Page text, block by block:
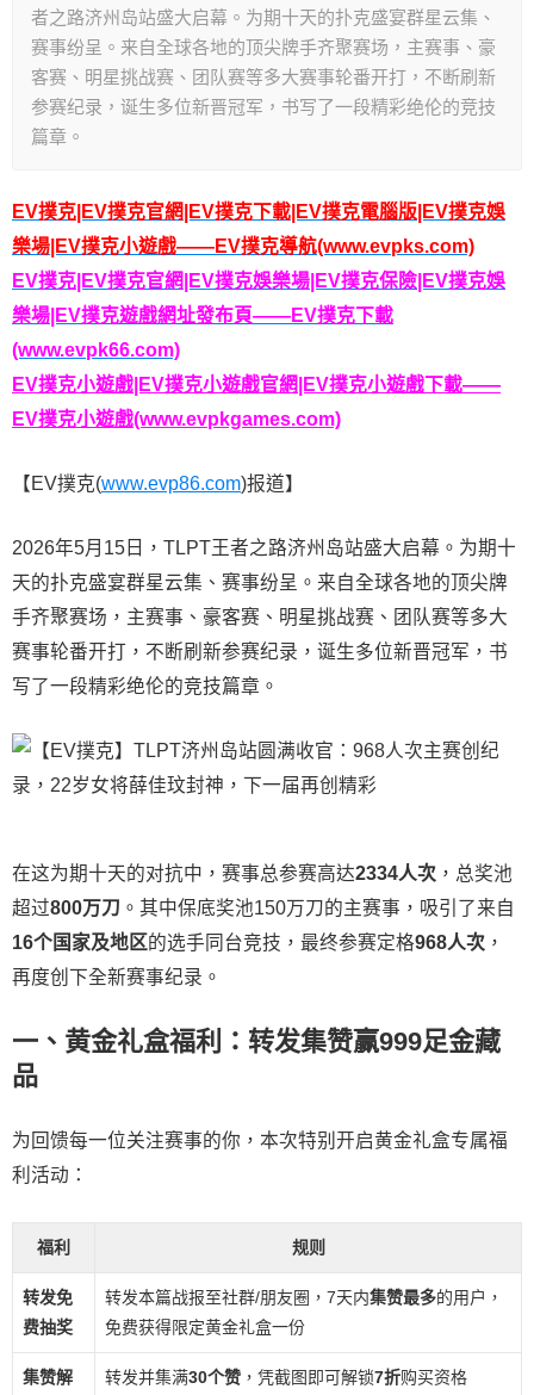
者之路济州岛站盛大启幕。为期十天的扑克盛宴群星云集、
赛事纷呈。来自全球各地的顶尖牌手齐聚赛场，主赛事、豪
客赛、明星挑战赛、团队赛等多大赛事轮番开打，不断刷新
参赛纪录，诞生多位新晋冠军，书写了一段精彩绝伦的竞技
篇章。
EV撲克|EV撲克官網|EV撲克下載|EV撲克電腦版|EV撲克娛
樂場|EV撲克小遊戲——EV撲克導航(www.evpks.com)
EV撲克|EV撲克官網|EV撲克娛樂場|EV撲克保險|EV撲克娛
樂場|EV撲克遊戲網址發布頁——EV撲克下載
(www.evpk66.com)
EV撲克小遊戲|EV撲克小遊戲官網|EV撲克小遊戲下載——
EV撲克小遊戲(www.evpkgames.com)
【EV撲克(www.evp86.com)报道】
2026年5月15日，TLPT王者之路济州岛站盛大启幕。为期十
天的扑克盛宴群星云集、赛事纷呈。来自全球各地的顶尖牌
手齐聚赛场，主赛事、豪客赛、明星挑战赛、团队赛等多大
赛事轮番开打，不断刷新参赛纪录，诞生多位新晋冠军，书
写了一段精彩绝伦的竞技篇章。
在这为期十天的对抗中，赛事总参赛高达2334人次 ，总奖池
超过800万刀 。其中保底奖池150万刀的主赛事，吸引了来自
16个国家及地区的选手同台竞技，最终参赛定格968人次 ，
再度创下全新赛事纪录。
一、黄金礼盒福利：转发集赞赢999足金藏
品
为回馈每一位关注赛事的你，本次特别开启黄金礼盒专属福
利活动：
福利 规则
转发免
费抽奖
转发本篇战报至社群/朋友圈，7天内集赞最多的用户，
免费获得限定黄金礼盒一份
集赞解
转发并集满30个赞 ，凭截图即可解锁7折购买资格